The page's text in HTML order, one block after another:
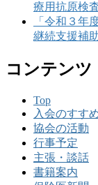
療用抗原検
「令和３年
継続支援補
コンテンツ
Top
入会のすす
協会の活動
行事予定
主張・談話
書籍案内